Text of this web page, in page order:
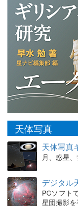
天体写真
天体写真
月、惑星
デジタル
PCソフト
星団撮影